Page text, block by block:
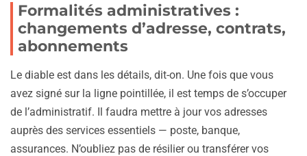
Formalités administratives :
changements d’adresse, contrats,
abonnements
Le diable est dans les détails, dit-on. Une fois que vous
avez signé sur la ligne pointillée, il est temps de s’occuper
de l’administratif. Il faudra mettre à jour vos adresses
auprès des services essentiels — poste, banque,
assurances. N’oubliez pas de résilier ou transférer vos